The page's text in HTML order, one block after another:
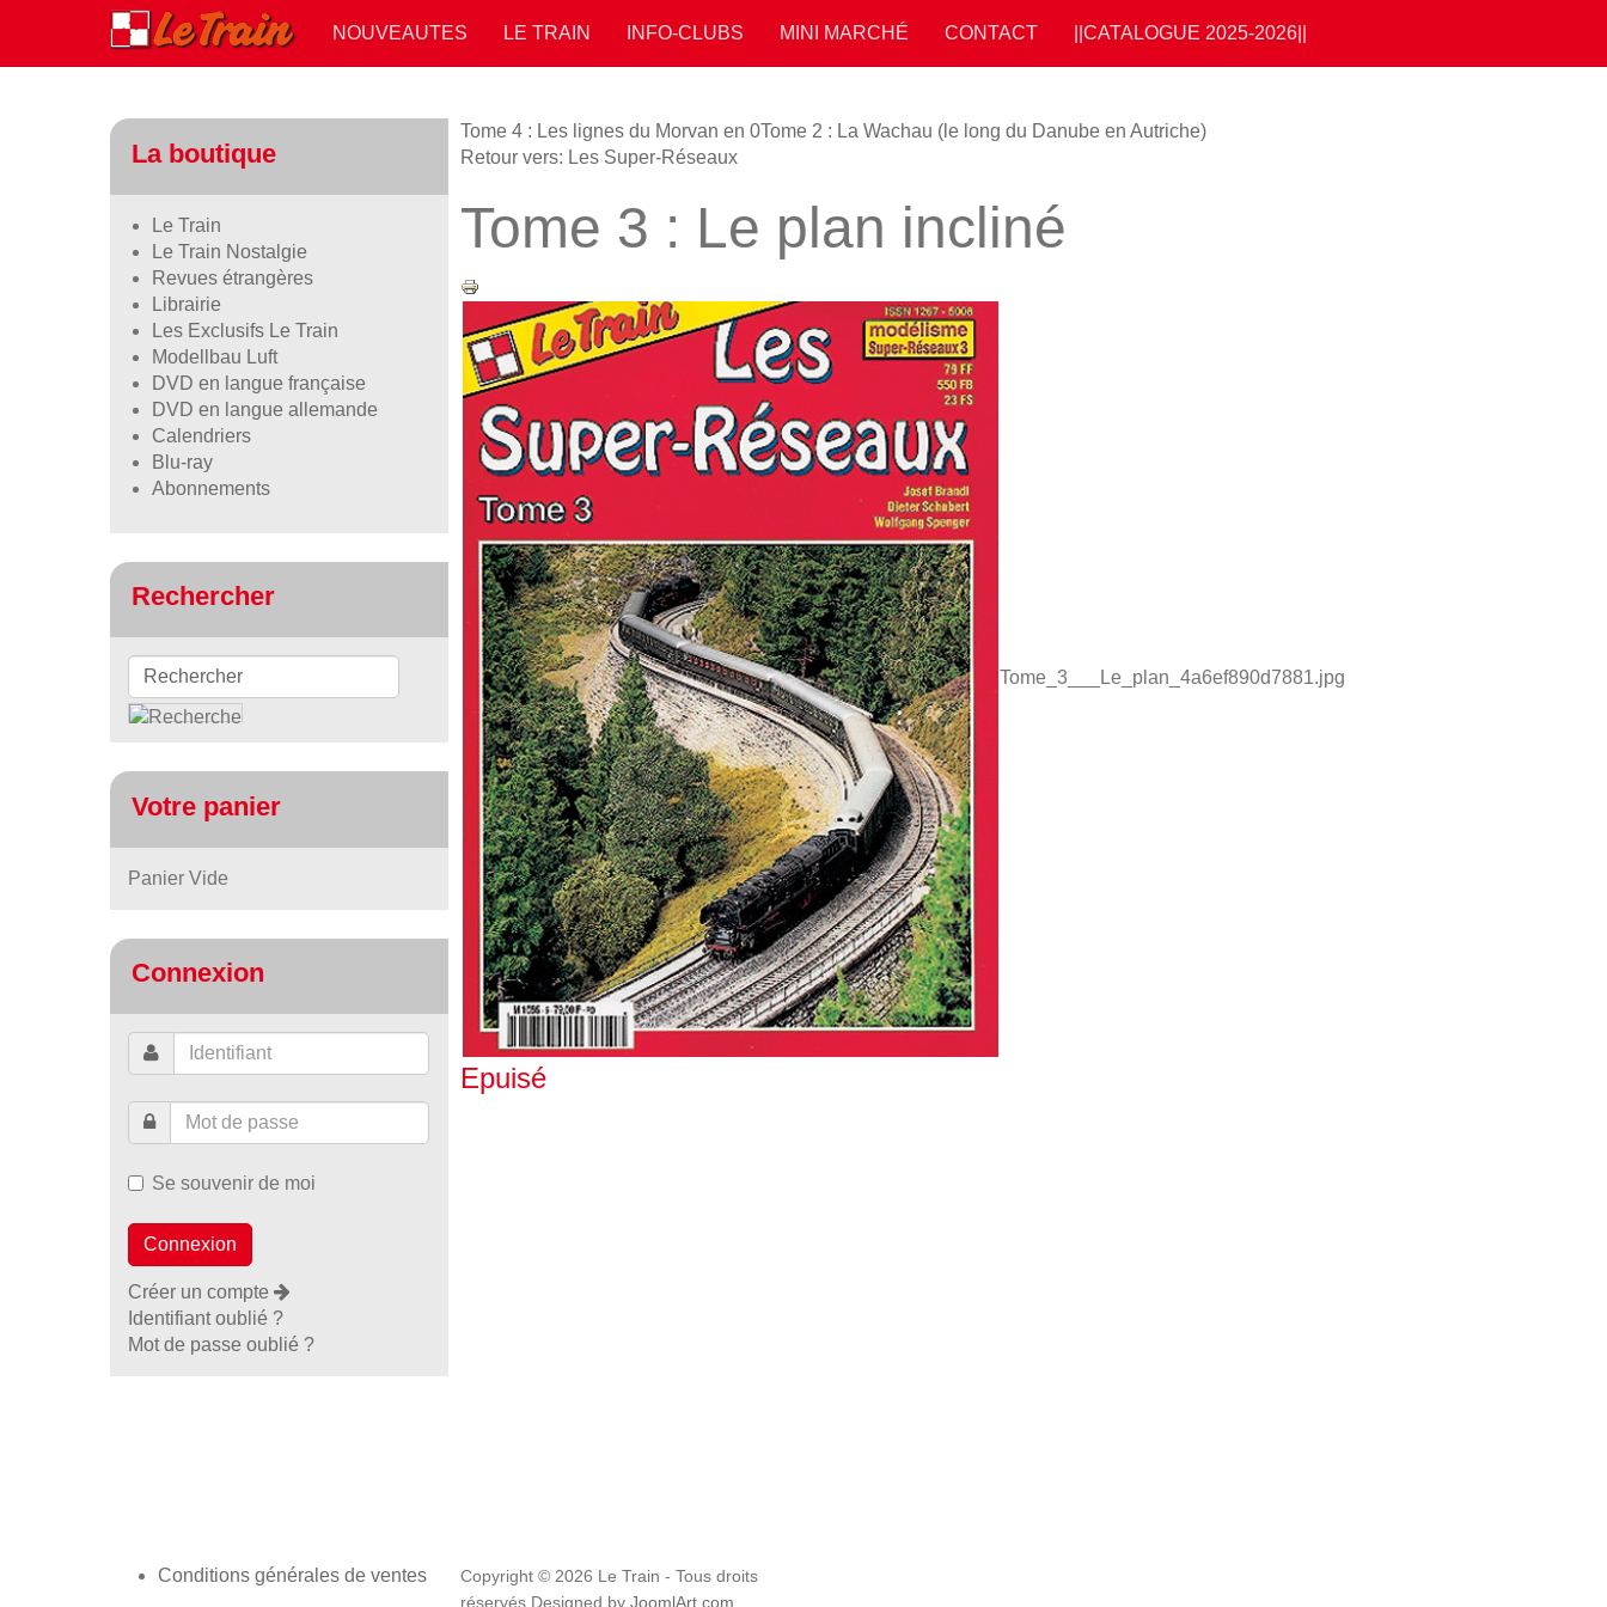
NOUVEAUTES LE TRAIN INFO-CLUBS MINI MARCHÉ CONTACT ||CATALOGUE 2025-2026||
Tome 4 : Les lignes du Morvan en 0Tome 2 : La Wachau (le long du Danube en Autriche)
Retour vers: Les Super-Réseaux
Tome 3 : Le plan incliné
Tome_3___Le_plan_4a6ef890d7881.jpg
Epuisé
La boutique
Le Train
Le Train Nostalgie
Revues étrangères
Librairie
Les Exclusifs Le Train
Modellbau Luft
DVD en langue française
DVD en langue allemande
Calendriers
Blu-ray
Abonnements
Rechercher
Votre panier
Panier Vide
Connexion
Se souvenir de moi
Créer un compte
Identifiant oublié ?
Mot de passe oublié ?
Conditions générales de ventes
Copyright © 2026 Le Train - Tous droits
réservés Designed by JoomlArt.com